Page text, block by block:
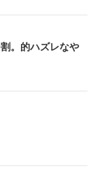
。的ハズレなや